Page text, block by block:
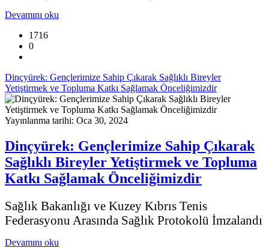
Devamını oku
1716
0
Dinçyürek: Gençlerimize Sahip Çıkarak Sağlıklı Bireyler
Yetiştirmek ve Topluma Katkı Sağlamak Önceliğimizdir
Yayınlanma tarihi: Oca 30, 2024
Dinçyürek: Gençlerimize Sahip Çıkarak
Sağlıklı Bireyler Yetiştirmek ve Topluma
Katkı Sağlamak Önceliğimizdir
Sağlık Bakanlığı ve Kuzey Kıbrıs Tenis
Federasyonu Arasında Sağlık Protokolü İmzalandı
Devamını oku